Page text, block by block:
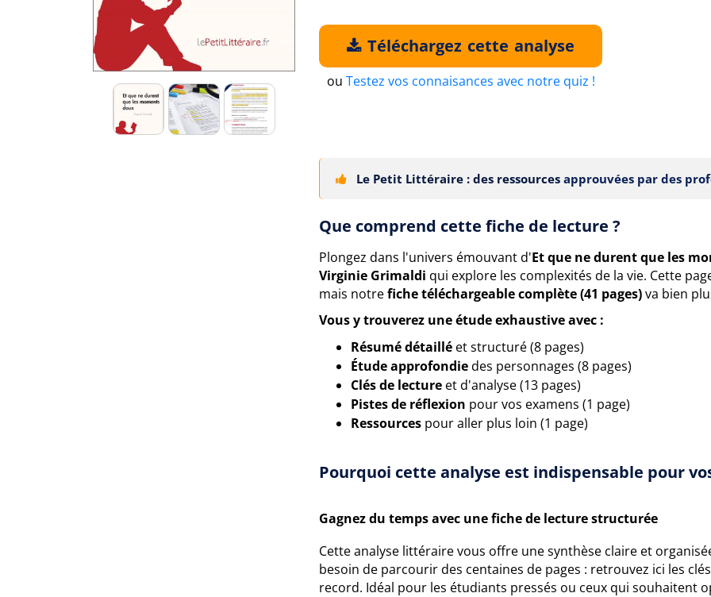
Téléchargez cette analyse
ou Testez vos connaisances avec notre quiz !
Le Petit Littéraire : des ressources approuvées par des
Que comprend cette fiche de lecture ?
Plongez dans l'univers émouvant d'Et que ne durent que les
Virginie Grimaldi qui explore les complexités de la vie. Cette
mais notrefiche téléchargeable complète (41 pages)va bien
Vous y trouverez une étude exhaustive avec :
Résumé détaillé et structuré (8 pages)
Étude approfondiedes personnages (8 pages)
Clés de lecture et d'analyse (13 pages)
Pistes de réflexion pour vos examens (1 page)
Ressources pour aller plus loin (1 page)
Pourquoi cette analyse est indispensable pour
Gagnez du temps avec une fiche de lecture structurée
Cette analyse littéraire vous offre une synthèse claire et
besoin de parcourir des centaines de pages : retrouvez ici les
record. Idéal pour les étudiants pressés ou ceux qui souhaitent